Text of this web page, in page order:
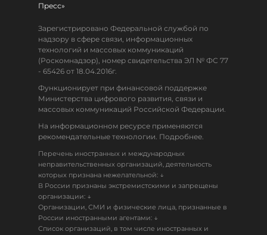
Пресс»
Зарегистрировано Федеральной службой по
надзору в сфере связи, информационных
технологий и массовых коммуникаций
(Роскомнадзор), номер свидетельства ЭЛ № ФС 77
- 65426 от 18.04.2016г.
Функционирует при финансовой поддержке
Министерства цифрового развития, связи и
массовых коммуникаций Российской Федерации.
На информационном ресурсе применяются
рекомендательные технологии. Подробнее.
Перечень иностранных и международных
неправительственных организаций, деятельность
которых признана нежелательной: ↓
В России признаны экстремистскими и запрещены
организации: ↓
Организации, СМИ и физические лица, признанные в
России иностранными агентами: ↓
Список организаций, в том числе иностранных и